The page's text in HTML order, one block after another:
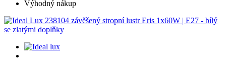
Výhodný nákup